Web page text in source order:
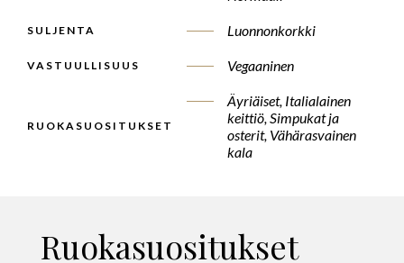
SULJENTA Luonnonkorkki
VASTUULLISUUS Vegaaninen
RUOKASUOSITUKSET
Äyriäiset, Italialainen
keittiö, Simpukat ja
osterit, Vähärasvainen
kala
Ruokasuositukset